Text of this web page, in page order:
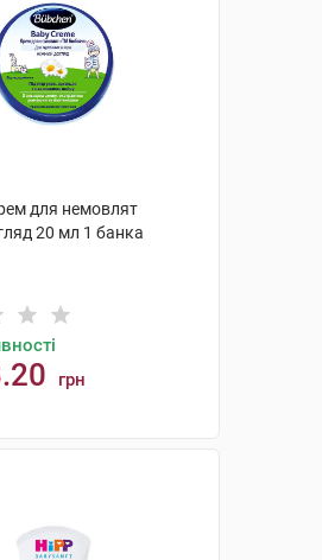
для немовлят
20 мл 1 банка
грн